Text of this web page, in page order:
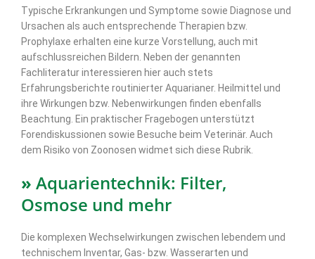
Typische Erkrankungen und Symptome sowie Diagnose und
Ursachen als auch entsprechende Therapien bzw.
Prophylaxe erhalten eine kurze Vorstellung, auch mit
aufschlussreichen Bildern. Neben der genannten
Fachliteratur interessieren hier auch stets
Erfahrungsberichte routinierter Aquarianer. Heilmittel und
ihre Wirkungen bzw. Nebenwirkungen finden ebenfalls
Beachtung. Ein praktischer Fragebogen unterstützt
Forendiskussionen sowie Besuche beim Veterinär. Auch
dem Risiko von Zoonosen widmet sich diese Rubrik.
» Aquarientechnik: Filter,
Osmose und mehr
Die komplexen Wechselwirkungen zwischen lebendem und
technischem Inventar, Gas- bzw. Wasserarten und